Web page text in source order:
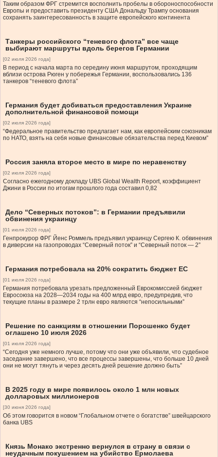
Таким образом ФРГ стремится восполнить пробелы в обороноспособности
Европы и предоставить президенту США Дональду Трампу основания
сохранять заинтересованность в защите европейского континента
Танкеры российского “теневого флота” все чаще
выбирают маршруты вдоль берегов Германии
[02 июля 2026 года]
В период с начала марта по середину июня маршрутом, проходящим
вблизи острова Рюген у побережья Германии, воспользовались 136
танкеров “теневого флота”
Германия будет добиваться предоставления Украине
дополнительной финансовой помощи
[02 июля 2026 года]
“Федеральное правительство предлагает нам, как европейским союзникам
по НАТО, взять на себя новые финансовые обязательства перед Киевом”
Россия заняла второе место в мире по неравенству
[02 июля 2026 года]
Согласно ежегодному докладу UBS Global Wealth Report, коэффициент
Джини в России по итогам прошлого года составил 0,82
Дело “Северных потоков”: в Германии предъявили
обвинения украинцу
[01 июля 2026 года]
Генпрокурор ФРГ Йенс Роммель предъявил украинцу Сергею К. обвинения
в диверсии на газопроводах “Северный поток” и “Северный поток — 2”
Германия потребовала на 20% сократить бюджет ЕС
[01 июля 2026 года]
Германия потребовала урезать предложенный Еврокомиссией бюджет
Евросоюза на 2028—2034 годы на 400 млрд евро, предупредив, что
текущие планы в размере 2 трлн евро являются “непосильными”
Решение по санкциям в отношении Порошенко будет
оглашено 10 июля 2026
[01 июля 2026 года]
“Сегодня уже немного лучше, потому что они уже объявили, что судебное
заседание завершено, что все процессы завершены, что больше 10 дней
они не могут тянуть и через десять дней решение должно быть”
В 2025 году в мире появилось около 1 млн новых
долларовых миллионеров
[30 июня 2026 года]
Об этом говорится в новом “Глобальном отчете о богатстве” швейцарского
банка UBS
Князь Монако экстренно вернулся в страну в связи с
неудачным покушением на убийство Ермолаева